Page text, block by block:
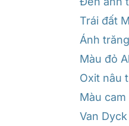
Trái đất
Ánh trăng
Màu đỏ
Oxit nâu
Màu
Van